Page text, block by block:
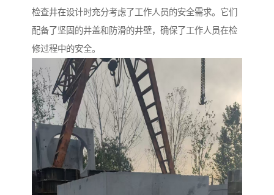
检查井在设计时充分考虑了工作人员的安全需求。它们
配备了坚固的井盖和防滑的井壁，确保了工作人员在检
修过程中的安全。